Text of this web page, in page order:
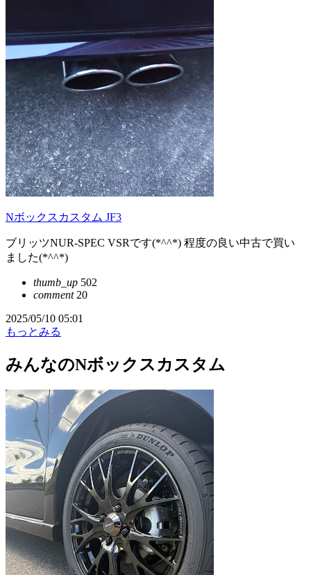
Nボックスカスタム JF3
ブリッツNUR-SPEC VSRです(*^^*) 程度の良い中古で買い
ました(*^^*)
thumb_up 502
comment20
2025/05/10 05:01
もっとみる
みんなのNボックスカスタム